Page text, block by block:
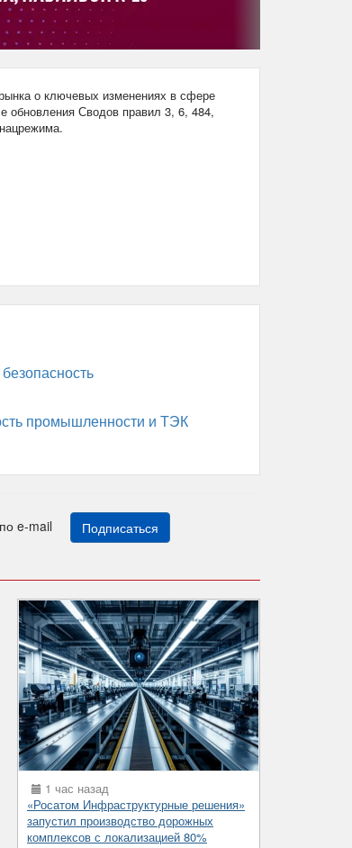
о ключевых изменениях в сфере
обновления Сводов правил 3, 6, 484,
промышленности и ТЭК
по e-mail Подписаться
1 час назад
«Росатом Инфраструктурные решения»
запустил производство дорожных
комплексов с локализацией 80%